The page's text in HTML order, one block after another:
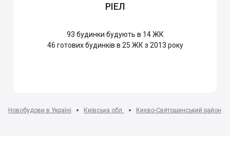
РІЕЛ
93 будинки будують в 14 ЖК
46 готових будинків в 25 ЖК з 2013 року
Новобудови в Україні Київська обл. Києво-Святошинський район